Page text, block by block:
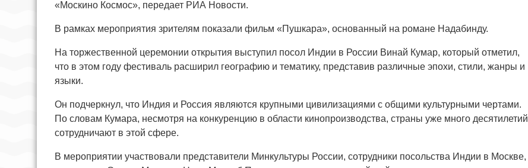
«Москино Космос», передает РИА Новости.
В рамках мероприятия зрителям показали фильм «Пушкара», основанный на романе Надабинду.
На торжественной церемонии открытия выступил посол Индии в России Винай Кумар, который отметил,
что в этом году фестиваль расширил географию и тематику, представив различные эпохи, стили, жанры и
языки.
Он подчеркнул, что Индия и Россия являются крупными цивилизациями с общими культурными чертами.
По словам Кумара, несмотря на конкуренцию в области кинопроизводства, страны уже много десятилетий
сотрудничают в этой сфере.
В мероприятии участвовали представители Минкультуры России, сотрудники посольства Индии в Москве,